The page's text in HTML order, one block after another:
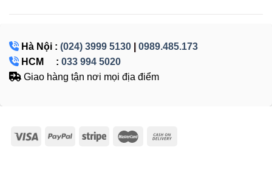
Hà Nội : (024) 3999 5130
0989.485.173
HCM : 033 994 5020
Giao hàng tận nơi mọi địa điểm